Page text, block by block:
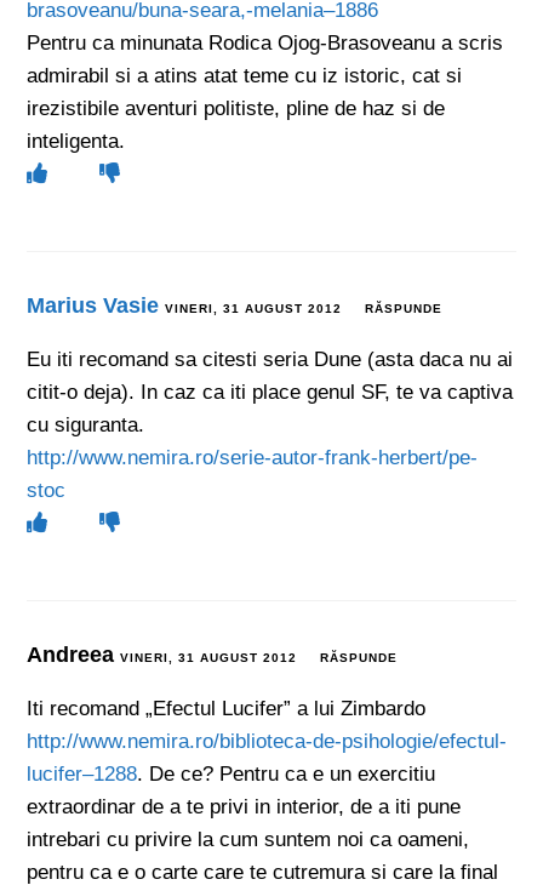
brasoveanu/buna-seara,-melania–1886
Pentru ca minunata Rodica Ojog-Brasoveanu a scris
admirabil si a atins atat teme cu iz istoric, cat si
irezistibile aventuri politiste, pline de haz si de
inteligenta.
Marius Vasie VINERI, 31 AUGUST 2012 RĂSPUNDE
Eu iti recomand sa citesti seria Dune (asta daca nu ai
citit-o deja). In caz ca iti place genul SF, te va captiva
cu siguranta.
http://www.nemira.ro/serie-autor-frank-herbert/pe-
stoc
AndreeaVINERI, 31 AUGUST 2012 RĂSPUNDE
Iti recomand „Efectul Lucifer” a lui Zimbardo
http://www.nemira.ro/biblioteca-de-psihologie/efectul-
lucifer–1288. De ce? Pentru ca e un exercitiu
extraordinar de a te privi in interior, de a iti pune
intrebari cu privire la cum suntem noi ca oameni,
pentru ca e o carte care te cutremura si care la final